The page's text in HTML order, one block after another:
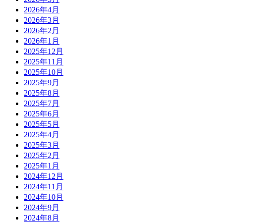
2026年4月
2026年3月
2026年2月
2026年1月
2025年12月
2025年11月
2025年10月
2025年9月
2025年8月
2025年7月
2025年6月
2025年5月
2025年4月
2025年3月
2025年2月
2025年1月
2024年12月
2024年11月
2024年10月
2024年9月
2024年8月